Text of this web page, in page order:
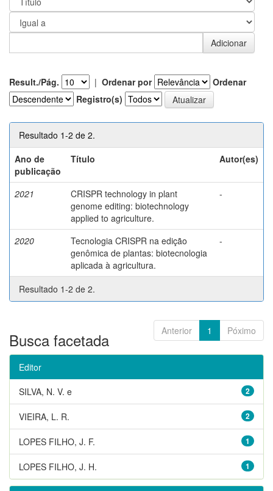
Result./Pág. | Ordenar por
Ordenar
Registro(s)
Resultado 1-2 de 2.
Ano de
publicação
Título Autor(es)
2021
CRISPR technology in plant
genome editing: biotechnology
applied to agriculture.
-
2020
Tecnologia CRISPR na edição
genômica de plantas: biotecnologia
aplicada à agricultura.
-
Resultado 1-2 de 2.
Anterior 1 Póximo
Busca facetada
Editor
2
SILVA, N. V. e
2
VIEIRA, L. R.
1
LOPES FILHO, J. F.
1
LOPES FILHO, J. H.